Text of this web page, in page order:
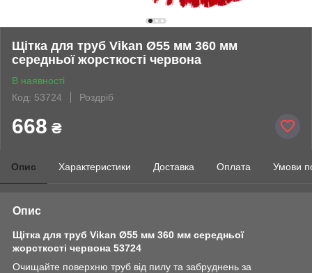
Щітка для труб Vikan Ø55 мм 360 мм
середньої жорсткості червона
В наявності
Код: 53724
Роздріб
668 ₴
Опис Характеристики Доставка Оплата Умови
Опис
Щітка для труб Vikan Ø55 мм 360 мм середньої
жорсткості червона 53724
Очищайте поверхню труб від пилу та забруднень за